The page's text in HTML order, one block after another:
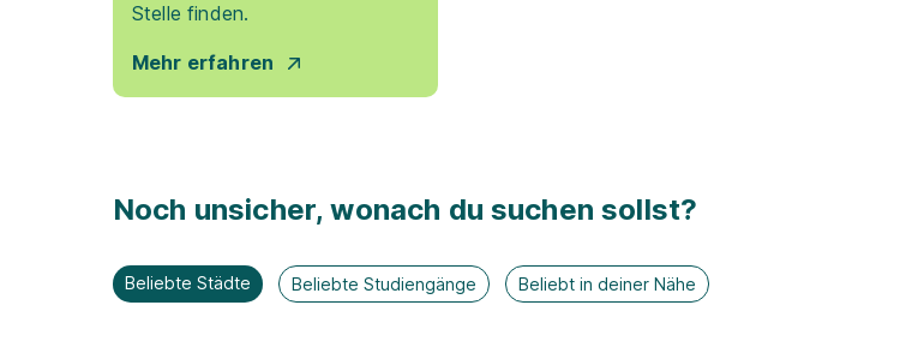
Stelle finden.
Mehr erfahren
Noch unsicher, wonach du suchen sollst?
Beliebte Städte Beliebte Studiengänge Beliebt in deiner Nähe